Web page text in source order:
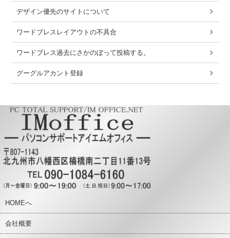
デザイン優先のサイトについて
ワードブレスレイアウトの不具合
ワードブレス過去にさかのぼって投稿する。
グーグルアカント登録
HOMEへ
会社概要